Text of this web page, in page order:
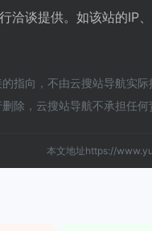
谈提供。如该站的IP、
指向，不由云搜站导航实
除，云搜站导航不承担任何
本文地址https://